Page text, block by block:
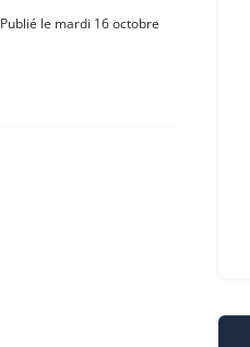
Publié le mardi 16 octobre